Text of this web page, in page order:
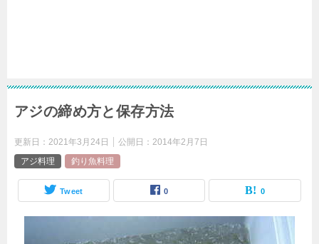
アジの締め方と保存方法
更新日： 2021年3月24日 公開日： 2014年2月7日
アジ料理
釣り魚料理
Tweet 0 0